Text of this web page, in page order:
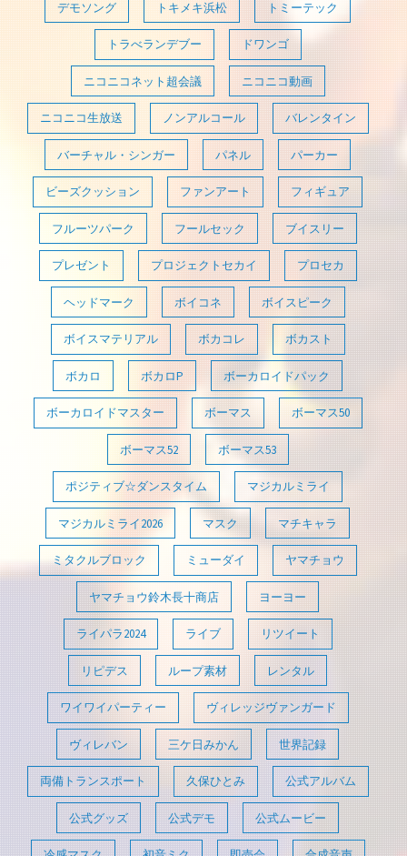
デモソング トキメキ浜松 トミーテック
トラべランデブー ドワンゴ
ニコニコネット超会議 ニコニコ動画
ニコニコ生放送 ノンアルコール バレンタイン
バーチャル・シンガー パネル パーカー
ビーズクッション ファンアート フィギュア
フルーツパーク フールセック ブイスリー
プレゼント プロジェクトセカイ プロセカ
ヘッドマーク ボイコネ ボイスピーク
ボイスマテリアル ボカコレ ボカスト
ボカロ ボカロP ボーカロイドパック
ボーカロイドマスター ボーマス ボーマス50
ボーマス52 ボーマス53
ポジティブ☆ダンスタイム マジカルミライ
マジカルミライ2026 マスク マチキャラ
ミタクルブロック ミューダイ ヤマチョウ
ヤマチョウ鈴木長十商店 ヨーヨー
ライパラ2024 ライブ リツイート
リピデス ループ素材 レンタル
ワイワイパーティー ヴィレッジヴァンガード
ヴィレバン 三ケ日みかん 世界記録
両備トランスポート 久保ひとみ 公式アルバム
公式グッズ 公式デモ 公式ムービー